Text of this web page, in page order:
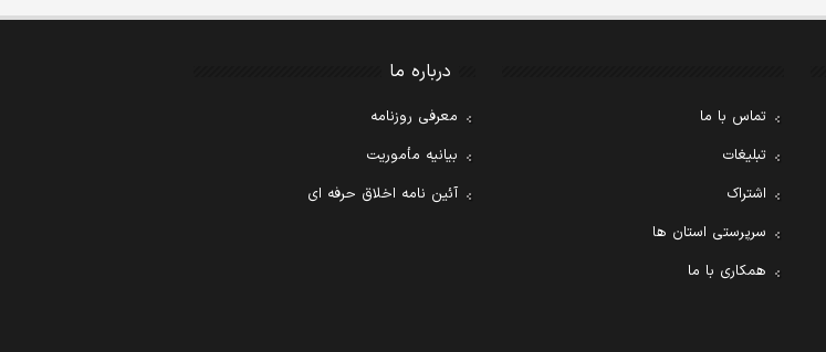
تماس با ما
تبلیغات
اشتراک
سرپرستی استان ها
همکاری با ما
درباره ما
معرفی روزنامه
بیانیه مأموریت
آئین نامه اخلاق حرفه ای